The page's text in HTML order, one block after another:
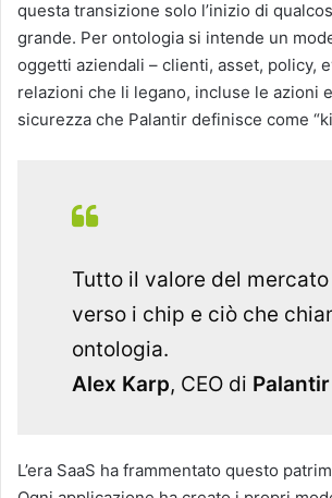
questa transizione solo l’inizio di
grande. Per ontologia si intende un
oggetti aziendali – clienti, asset, policy,
relazioni che li legano, incluse le azioni
sicurezza che Palantir definisce come
Tutto il valore del
verso i chip e ciò che
ontologia.
Alex Karp, CEO di Palantir
L’era SaaS ha frammentato questo